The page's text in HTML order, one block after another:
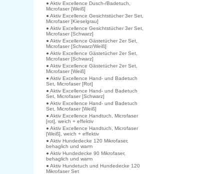
● Aktiv Excellence Dusch-/Badetuch,
Microfaser [Weiß]
● Aktiv Excellence Gesichtstücher 3er Set,
Microfaser [Kieselgrau]
● Aktiv Excellence Gesichtstücher 3er Set,
Microfaser [Schwarz]
● Aktiv Excellence Gästetücher 2er Set,
Microfaser [Schwarz/Weiß]
● Aktiv Excellence Gästetücher 2er Set,
Microfaser [Schwarz]
● Aktiv Excellence Gästetücher 2er Set,
Microfaser [Weiß]
● Aktiv Excellence Hand- und Badetuch
Set, Microfaser [Rot]
● Aktiv Excellence Hand- und Badetuch
Set, Microfaser [Schwarz]
● Aktiv Excellence Hand- und Badetuch
Set, Microfaser [Weiß]
● Aktiv Excellence Handtuch, Microfaser
[rot], weich + effektiv
● Aktiv Excellence Handtuch, Microfaser
[Weiß], weich + effektiv
● Aktiv Hundedecke 120 Mikrofaser,
behaglich und warm
● Aktiv Hundedecke 90 Mikrofaser,
behaglich und warm
● Aktiv Hundetuch und Hundedecke 120
Mikrofaser Set